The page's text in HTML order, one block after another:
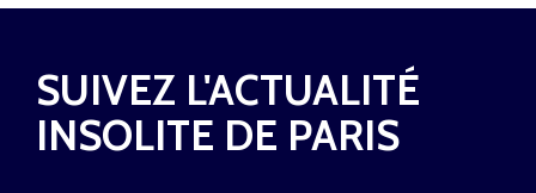
SUIVEZ L'ACTUALITÉ
INSOLITE DE PARIS